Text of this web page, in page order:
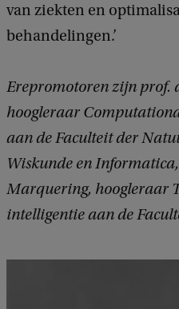
van ziekten en
behandelingen.’
Erepromotoren zijn prof.
hoogleraar
aan de Faculteit der
Wiskunde en
Marquering, hoogleraar
intelligentie aan de